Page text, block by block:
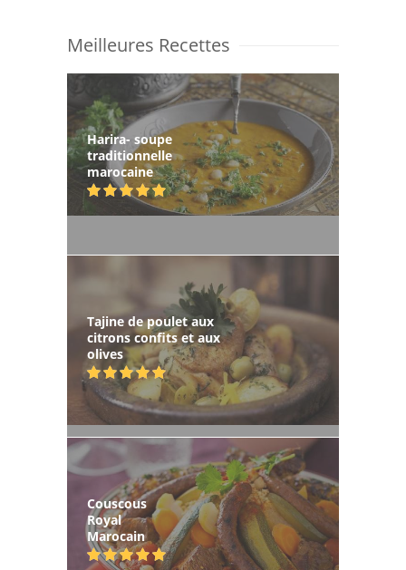
Meilleures Recettes
Harira- soupe
traditionnelle
marocaine
Tajine de poulet aux
citrons confits et aux
olives
Couscous
Royal
Marocain